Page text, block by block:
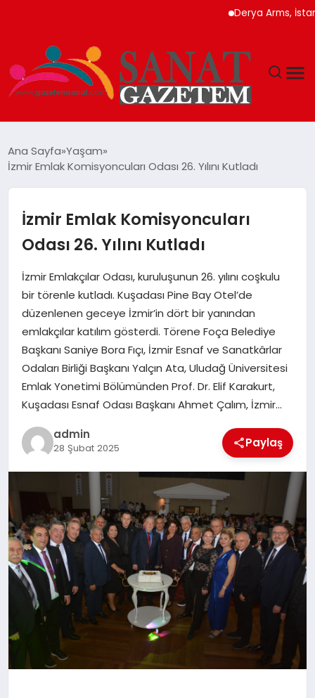
Derya Arms,
SIYASET
SPOR
YAŞAM
EKONOMI
SAĞLIK
DÜNYA
EĞITIM
Ana Sayfa Yaşam
İzmir Emlak Komisyoncuları Odası 26. Yılını Kutladı
İzmir Emlak Komisyoncuları
Odası 26. Yılını Kutladı
İzmir Emlakçılar Odası, kuruluşunun 26. yılını coşkulu
bir törenle kutladı. Kuşadası Pine Bay Otel’de
düzenlenen geceye İzmir’in dört bir yanından
emlakçılar katılım gösterdi. Törene Foça Belediye
Başkanı Saniye Bora Fıçı, İzmir Esnaf ve Sanatkârlar
Odaları Birliği Başkanı Yalçın Ata, Uludağ Üniversitesi
Emlak Yonetimi Bölümünden Prof. Dr. Elif Karakurt,
Kuşadası Esnaf Odası Başkanı Ahmet Çalım, İzmir…
admin
28 Şubat 2025 Paylaş